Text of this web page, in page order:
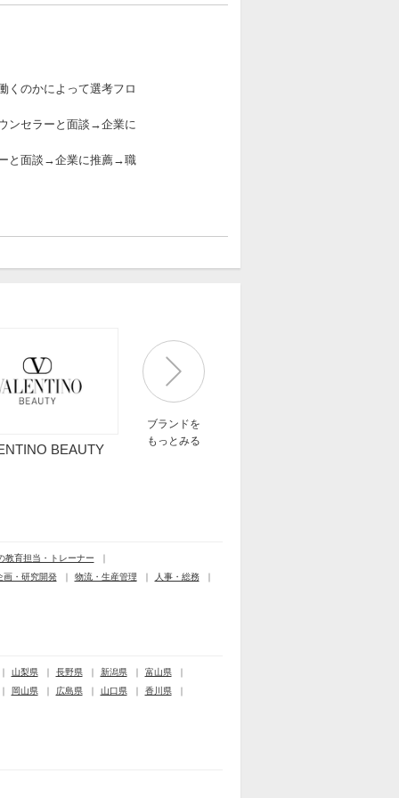
くのかによって選考フロ
ンセラーと面談→企業に
と面談→企業に推薦→職
BEAUTY
ブランドを
もっとみる
教育担当・トレーナー
画・研究開発
物流・生産管理 人事・総務
山梨県 長野県 新潟県
富山県
岡山県
広島県 山口県 香川県